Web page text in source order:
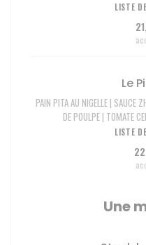
LISTE
Le
PAIN PITA AU NIGELLE | SAUCE
DE POULPE | TOMATE
LISTE
Une